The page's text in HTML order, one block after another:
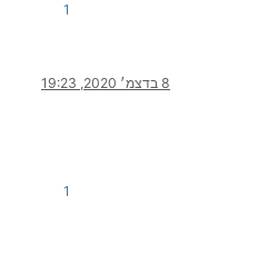
1
8 בדצמ׳ 2020, 19:23
1